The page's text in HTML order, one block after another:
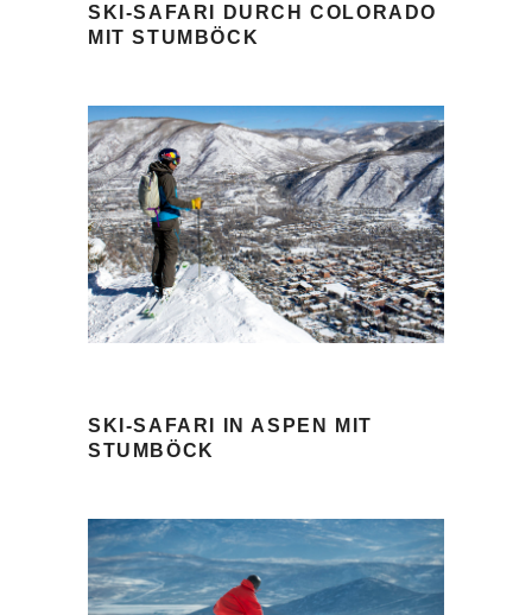
SKI-SAFARI DURCH COLORADO
MIT STUMBÖCK
SKI-SAFARI IN ASPEN MIT
STUMBÖCK